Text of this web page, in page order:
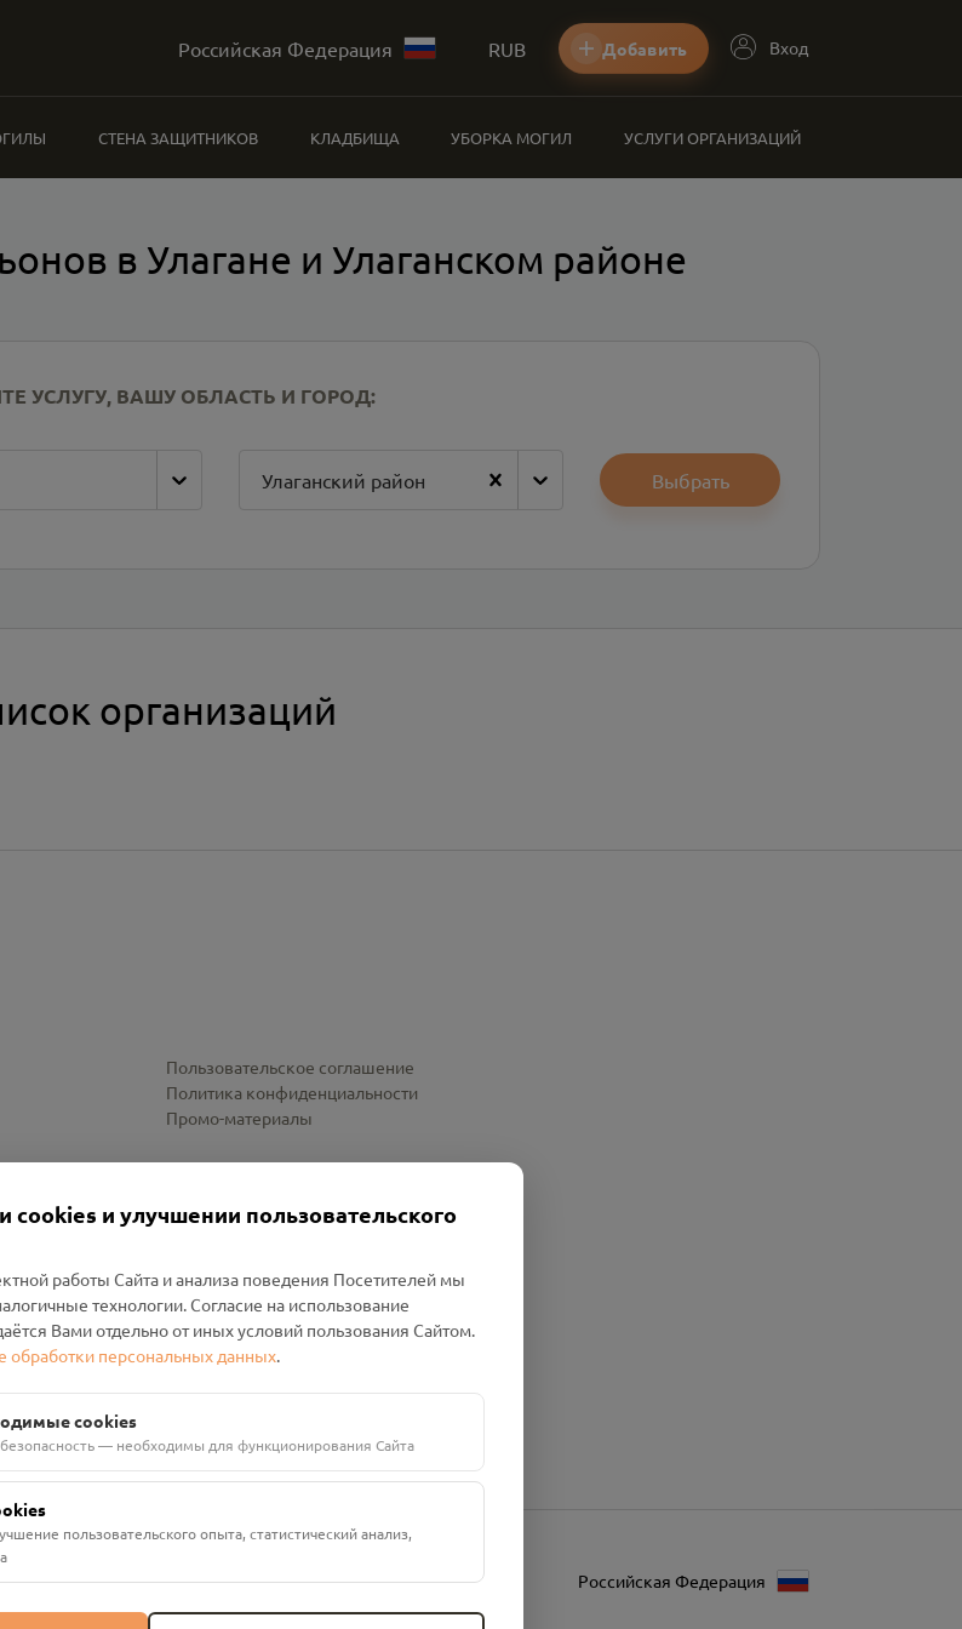
Российская Федерация RUB Добавить Вход
СТЕНА ЗАЩИТНИКОВ КЛАДБИЩА УБОРКА МОГИЛ УСЛУГИ ОРГАНИЗАЦИЙ
в Улагане и Улаганском районе
УСЛУГУ, ВАШУ ОБЛАСТЬ И ГОРОД:
Улаганский район Выбрать
организаций
Пользовательское соглашение
Политика конфиденциальности
Промо-материалы
Помним»
Рудня, улица Западная, д. 26А, пом. 18
Российская Федерация
cookies и улучшении пользовательского
работы Сайта и анализа поведения Посетителей мы
технологии. Согласие на использование
Вами отдельно от иных условий пользования Сайтом.
обработки персональных данных.
cookies
— необходимы для функционирования Сайта
пользовательского опыта, статистический анализ,